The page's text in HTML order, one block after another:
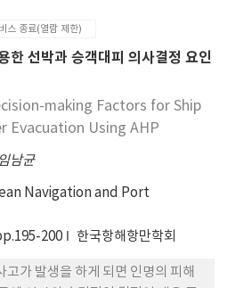
사고는 연평균 141건이 발생하고 있
는 관리자에게 기능을 복구시켜야
요하고, 이용자에게는 심리적 불안
제적인 손실이 발생한다. 본 연구에
고로 인해 기능정지에서 복구까지 소
경제활동과 이용자의 불편함을 비용
모델을 개발하였다. 항로표지사
평가모델은 생산손실비용, 행정비
으로 제안하였다.
스 종료(열람 제한)
한 선박과 승객대피 의사결정 요인
making Factors for Ship
Evacuation Using AHP
임남균
Navigation and Port
200 한국항해항만학회
고가 발생을 하게 되면 인명의 피해